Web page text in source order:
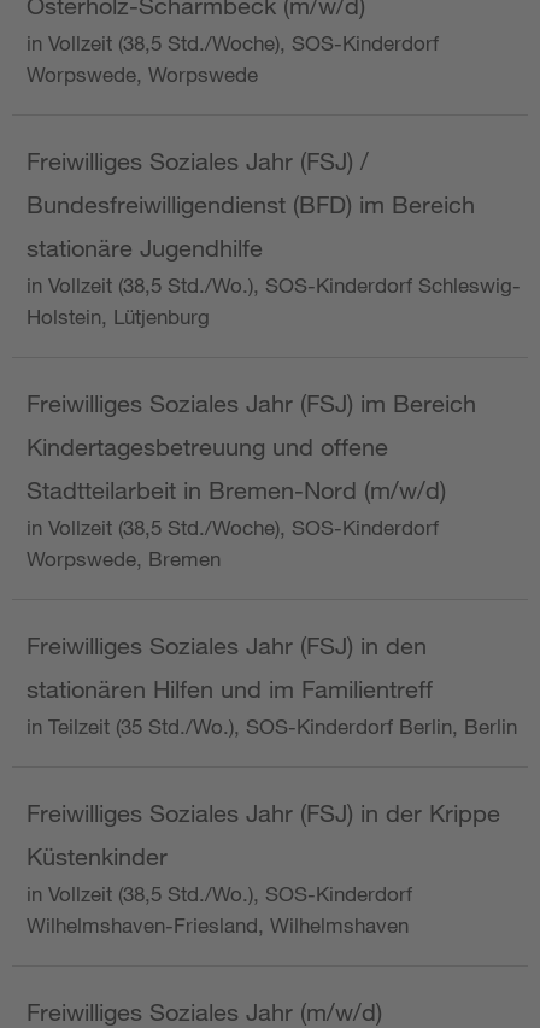
in Vollzeit (38,5 Std./Woche), SOS-Kinderdorf
Worpswede, Worpswede
Freiwilliges Soziales Jahr (FSJ) /
Bundesfreiwilligendienst (BFD) im Bereich
stationäre Jugendhilfe
in Vollzeit (38,5 Std./Wo.), SOS-Kinderdorf Schleswig-
Holstein, Lütjenburg
Freiwilliges Soziales Jahr (FSJ) im Bereich
Kindertagesbetreuung und offene
Stadtteilarbeit in Bremen-Nord (m/w/d)
in Vollzeit (38,5 Std./Woche), SOS-Kinderdorf
Worpswede, Bremen
Freiwilliges Soziales Jahr (FSJ) in den
stationären Hilfen und im Familientreff
in Teilzeit (35 Std./Wo.), SOS-Kinderdorf Berlin, Berlin
Freiwilliges Soziales Jahr (FSJ) in der Krippe
Küstenkinder
in Vollzeit (38,5 Std./Wo.), SOS-Kinderdorf
Wilhelmshaven-Friesland, Wilhelmshaven
Freiwilliges Soziales Jahr (m/w/d)